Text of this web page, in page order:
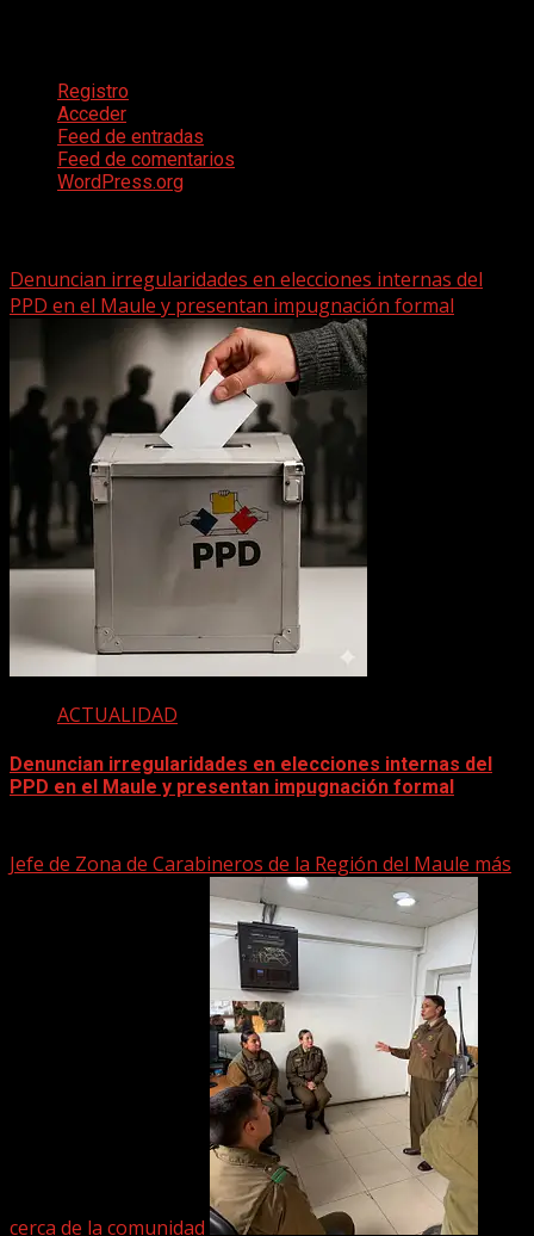
Registro
Acceder
Feed de entradas
Feed de comentarios
WordPress.org
Denuncian irregularidades en elecciones internas del
PPD en el Maule y presentan impugnación formal
ACTUALIDAD
Denuncian irregularidades en elecciones internas del
PPD en el Maule y presentan impugnación formal
Jefe de Zona de Carabineros de la Región del Maule más
cerca de la comunidad